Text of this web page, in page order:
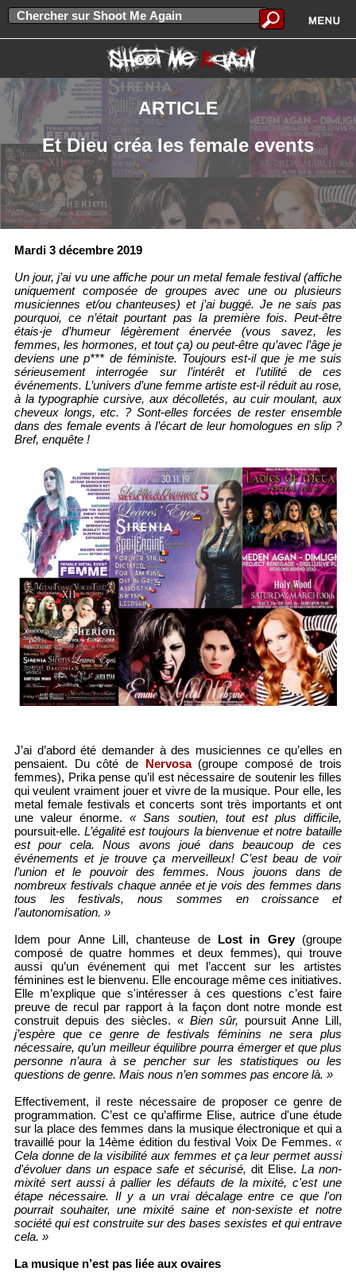
ARTICLE
Et Dieu créa les female events
Mardi 3 décembre 2019
Un jour, j’ai vu une affiche pour un metal female festival (affiche
uniquement composée de groupes avec une ou plusieurs
musiciennes et/ou chanteuses) et j’ai buggé. Je ne sais pas
pourquoi, ce n’était pourtant pas la première fois. Peut-être
étais-je d’humeur légèrement énervée (vous savez, les
femmes, les hormones, et tout ça) ou peut-être qu’avec l’âge je
deviens une p*** de féministe. Toujours est-il que je me suis
sérieusement interrogée sur l’intérêt et l’utilité de ces
événements. L’univers d’une femme artiste est-il réduit au rose,
à la typographie cursive, aux décolletés, au cuir moulant, aux
cheveux longs, etc. ? Sont-elles forcées de rester ensemble
dans des female events à l’écart de leur homologues en slip ?
Bref, enquête !
J’ai d’abord été demander à des musiciennes ce qu’elles en
pensaient. Du côté de Nervosa(groupe composé de trois
femmes), Prika pense qu’il est nécessaire de soutenir les filles
qui veulent vraiment jouer et vivre de la musique. Pour elle, les
metal female festivals et concerts sont très importants et ont
une valeur énorme.« Sans soutien, tout est plus difficile,
poursuit-elle. L’égalité est toujours la bienvenue et notre bataille
est pour cela. Nous avons joué dans beaucoup de ces
événements et je trouve ça merveilleux! C’est beau de voir
l’union et le pouvoir des femmes. Nous jouons dans de
nombreux festivals chaque année et je vois des femmes dans
tous les festivals, nous sommes en croissance et
l’autonomisation. »
Idem pour Anne Lill, chanteuse de Lost in Grey(groupe
composé de quatre hommes et deux femmes), qui trouve
aussi qu’un événement qui met l’accent sur les artistes
féminines est le bienvenu. Elle encourage même ces initiatives.
Elle m’explique que s'intéresser à ces questions c’est faire
preuve de recul par rapport à la façon dont notre monde est
construit depuis des siècles. « Bien sûr, poursuit Anne Lill,
j’espère que ce genre de festivals féminins ne sera plus
nécessaire, qu’un meilleur équilibre pourra émerger et que plus
personne n’aura à se pencher sur les statistiques ou les
questions de genre. Mais nous n’en sommes pas encore là. »
Effectivement, il reste nécessaire de proposer ce genre de
programmation. C’est ce qu’affirme Elise, autrice d'une étude
sur la place des femmes dans la musique électronique et qui a
travaillé pour la 14ème édition du festival Voix De Femmes.«
Cela donne de la visibilité aux femmes et ça leur permet aussi
d'évoluer dans un espace safe et sécurisé, dit Elise. La non-
mixité sert aussi à pallier les défauts de la mixité, c'est une
étape nécessaire. Il y a un vrai décalage entre ce que l'on
pourrait souhaiter, une mixité saine et non-sexiste et notre
société qui est construite sur des bases sexistes et qui entrave
cela. »
La musique n’est pas liée aux ovaires